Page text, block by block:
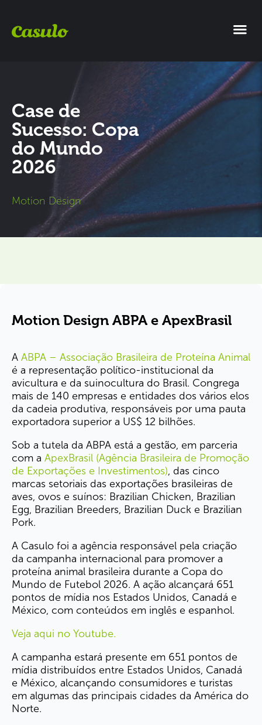
Case de
Sucesso: Copa
do Mundo
2026
Motion Design
Motion Design ABPA e ApexBrasil
A ABPA – Associação Brasileira de Proteína Animal
é a representação político-institucional da
avicultura e da suinocultura do Brasil. Congrega
mais de 140 empresas e entidades dos vários elos
da cadeia produtiva, responsáveis por uma pauta
exportadora superior a US$ 12 bilhões.
Sob a tutela da ABPA está a gestão, em parceria
com a ApexBrasil (Agência Brasileira de Promoção
de Exportações e Investimentos), das cinco
marcas setoriais das exportações brasileiras de
aves, ovos e suínos: Brazilian Chicken, Brazilian
Egg, Brazilian Breeders, Brazilian Duck e Brazilian
Pork.
A Casulo foi a agência responsável pela criação
da campanha internacional para promover a
proteína animal brasileira durante a Copa do
Mundo de Futebol 2026. A ação alcançará 651
pontos de mídia nos Estados Unidos, Canadá e
México, com conteúdos em inglês e espanhol.
Veja aqui no Youtube.
A campanha estará presente em 651 pontos de
mídia distribuídos entre Estados Unidos, Canadá
e México, alcançando consumidores e turistas
em algumas das principais cidades da América do
Norte.